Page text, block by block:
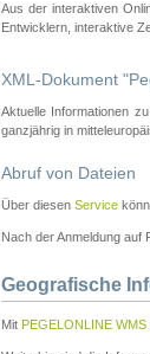
Aus der interaktiven
Entwicklern, interaktive
XML-Dokument
Aktuelle Informationen
ganzjährig in
Abruf von Dateien
Über diesen Service
Nach der Anmeldung auf
Geografische
Mit PEGELONLINE WMS